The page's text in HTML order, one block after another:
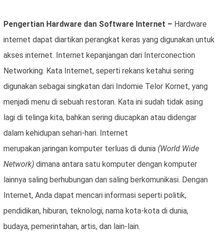
Pengertian Hardware dan Software Internet – Hardware
internet dapat diartikan perangkat keras yang digunakan untuk
akses internet. Internet kepanjangan dari Interconection
Networking. Kata Internet, seperti rekans ketahui sering
digunakan sebagai singkatan dari Indomie Telor Kornet, yang
menjadi menu di sebuah restoran. Kata ini sudah tidak asing
lagi di telinga kita, bahkan sering diucapkan atau didengar
dalam kehidupan sehari-hari. Internet
merupakan jaringan komputer terluas di dunia (World Wide
Network) dimana antara satu komputer dengan komputer
lainnya saling berhubungan dan saling berkomunikasi. Dengan
Internet, Anda dapat mencari informasi seperti politik,
pendidikan, hiburan, teknologi, nama kota-kota di dunia,
budaya, pemerintahan, artis, dan lain-lain.